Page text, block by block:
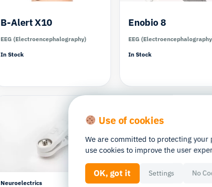
B-Alert X10
EEG (Electroencephalography)
In Stock
Enobio 8
EEG
In Stock
Neuroelectrics
Use of cookies
We are committed to protecting your
use cookies to improve the user
OK, got it Settings No